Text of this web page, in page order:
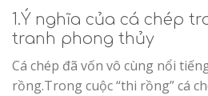
1.Ý nghĩa của cá chép
tranh phong thủy
Cá chép đã vốn vô cùng nổi
rồng.Trong cuộc “thi rồng” cá